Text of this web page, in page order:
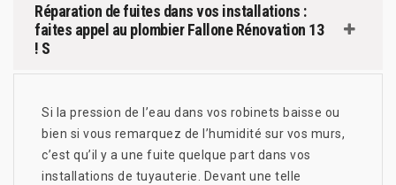
Réparation de fuites dans vos installations :
faites appel au plombier Fallone Rénovation 13
! S
Si la pression de l’eau dans vos robinets baisse ou
bien si vous remarquez de l’humidité sur vos murs,
c’est qu’il y a une fuite quelque part dans vos
installations de tuyauterie. Devant une telle